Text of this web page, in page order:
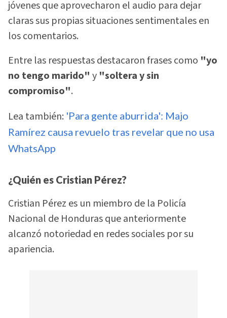
jóvenes que aprovecharon el audio para dejar
claras sus propias situaciones sentimentales en
los comentarios.
Entre las respuestas destacaron frases como "yo
no tengo marido" y "soltera y sin
compromiso".
Lea también: 'Para gente aburrida': Majo
Ramírez causa revuelo tras revelar que no usa
WhatsApp
¿Quién es Cristian Pérez?
Cristian Pérez es un miembro de la Policía
Nacional de Honduras que anteriormente
alcanzó notoriedad en redes sociales por su
apariencia.